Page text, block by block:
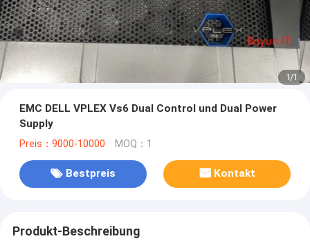
1/1
EMC DELL VPLEX Vs6 Dual Control und Dual Power
Supply
Preis：9000-10000 MOQ：1
Bestpreis Kontakt
Produkt-Beschreibung